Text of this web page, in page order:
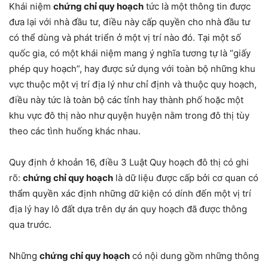
Khái niệm chứng chỉ quy hoạch tức là một thông tin được
đưa lại với nhà đầu tư, điều này cấp quyền cho nhà đầu tư
có thể dùng và phát triển ở một vị trí nào đó. Tại một số
quốc gia, có một khái niệm mang ý nghĩa tương tự là “giấy
phép quy hoạch”, hay được sử dụng với toàn bộ những khu
vực thuộc một vị trí địa lý như chỉ định và thuộc quy hoạch,
điều này tức là toàn bộ các tỉnh hay thành phố hoặc một
khu vực đô thị nào như quyện huyện nằm trong đô thị tùy
theo các tình huống khác nhau.
Quy định ở khoản 16, điều 3 Luật Quy hoạch đô thị có ghi
rõ: chứng chỉ quy hoạch là dữ liệu được cấp bởi cơ quan có
thẩm quyền xác định những dữ kiện có dính đến một vị trí
địa lý hay lô đất dựa trên dự án quy hoạch đã được thông
qua trước.
Những chứng chỉ quy hoạch có nội dung gồm những thông